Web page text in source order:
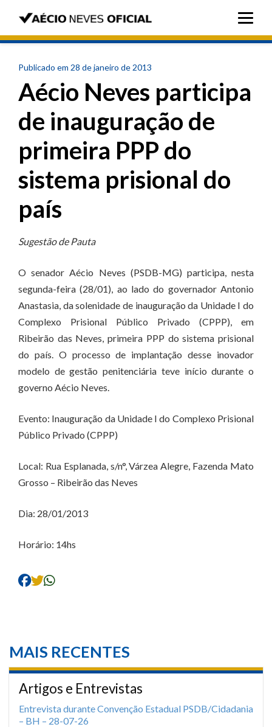
Publicado em 28 de janeiro de 2013
Aécio Neves participa
de inauguração de
primeira PPP do
sistema prisional do
país
Sugestão de Pauta
O senador Aécio Neves (PSDB-MG) participa, nesta
segunda-feira (28/01), ao lado do governador Antonio
Anastasia, da solenidade de inauguração da Unidade I do
Complexo Prisional Público Privado (CPPP), em
Ribeirão das Neves, primeira PPP do sistema prisional
do país. O processo de implantação desse inovador
modelo de gestão penitenciária teve início durante o
governo Aécio Neves.
Evento: Inauguração da Unidade I do Complexo Prisional
Público Privado (CPPP)
Local: Rua Esplanada, s/n°, Várzea Alegre, Fazenda Mato
Grosso – Ribeirão das Neves
Dia: 28/01/2013
Horário: 14hs
MAIS RECENTES
Artigos e Entrevistas
Entrevista durante Convenção Estadual PSDB/Cidadania
– BH – 28-07-26